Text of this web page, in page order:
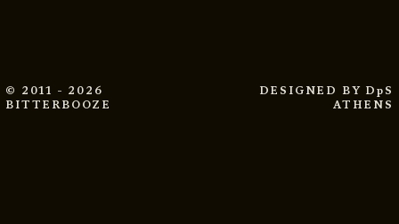
© 2011 - 2026
BITTERBOOZE
DESIGNED BY DpS
ATHENS